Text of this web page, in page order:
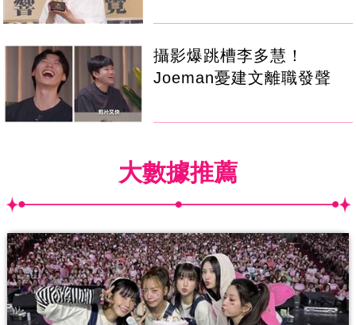
攝影爆跳槽李多慧！
Joeman憂建文離職發聲
大數據推薦